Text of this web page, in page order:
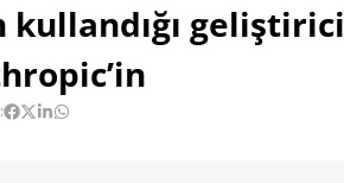
kullandığı geliştirici